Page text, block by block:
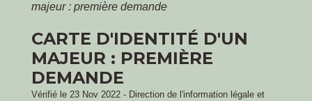
majeur : première demande
CARTE D'IDENTITÉ D'UN
MAJEUR : PREMIÈRE
DEMANDE
Vérifié le 23 Nov 2022 - Direction de l'information légale et